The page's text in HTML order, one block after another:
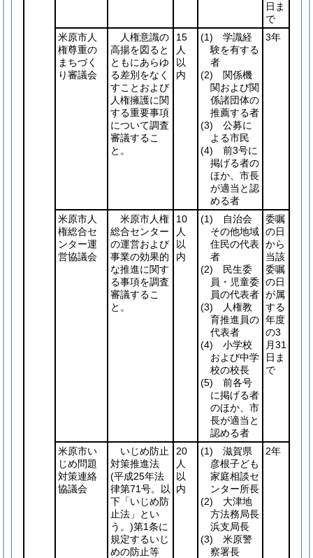
日ま
で
米原市人
権尊重の
まちづく
り審議会
人権意識の
高揚を図ると
ともにあらゆ
る差別をなく
すことおよび
人権擁護に関
する重要事項
について調査
審議するこ
と。
15
人
以
内
(1) 学識経
験を有する
者
(2) 関係機
関および関
係諸団体の
推薦する者
(3) 公募に
よる市民
(4) 前3号に
掲げる者の
ほか、市長
が適当と認
める者
3年
米原市人
権総合セ
ンター運
営協議会
米原市人権
総合センター
の運営および
事業の効果的
な推進に関す
る事項を調査
審議するこ
と。
10
人
以
内
(1) 自治会
その他地域
住民の代表
者
(2) 民生委
員・児童委
員の代表者
(3) 人権教
育推進員の
代表者
(4) 小学校
および中学
校の校長
(5) 前各号
に掲げる者
のほか、市
長が適当と
認める者
委嘱
の日
から
当該
委嘱
の日
が属
する
年度
の3
月31
日ま
で
米原市い
じめ問題
対策連絡
協議会
いじめ防止
対策推進法
(平成25年法
律第71号。以
下「いじめ防
止法」とい
う。)第1条に
規定するいじ
めの防止等
20
人
以
内
(1) 滋賀県
彦根子ども
家庭相談セ
ンター所長
(2) 大津地
方法務局長
浜支局長
(3) 米原警
察署長
2年